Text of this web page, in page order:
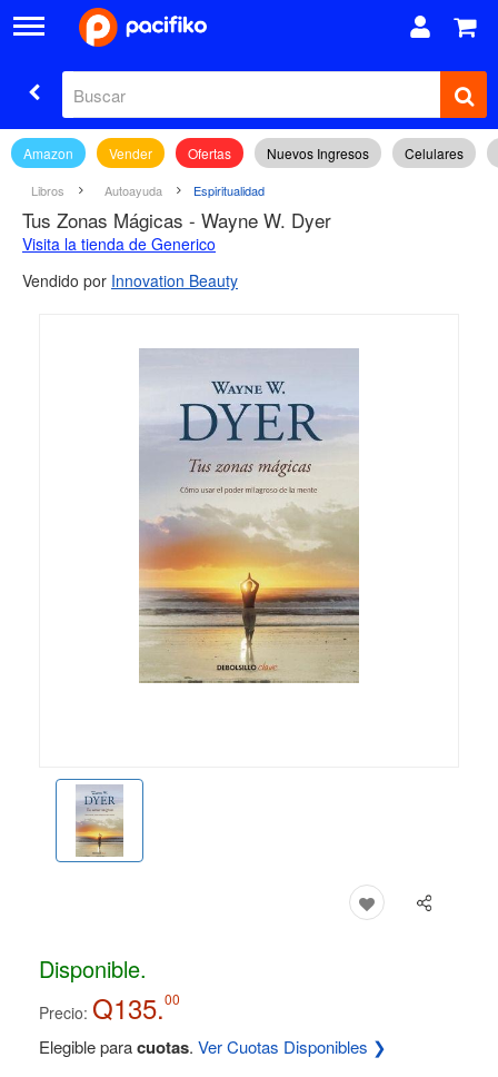
Amazon Vender Ofertas Nuevos Ingresos Celulares
Libros Autoayuda Espiritualidad
Tus Zonas Mágicas - Wayne W. Dyer
Visita la tienda de Generico
Vendido por Innovation Beauty
Disponible.
Precio: Q135.00
Elegible paracuotas. Ver Cuotas Disponibles ❯